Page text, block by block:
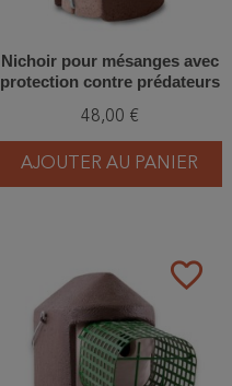
Nichoir pour mésanges avec
protection contre prédateurs
Schwegler (3SV - 122/1)
48,00 €
AJOUTER AU PANIER
favorite_border